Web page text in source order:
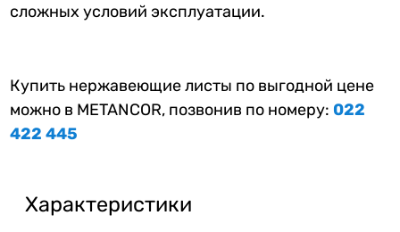
сложных условий эксплуатации.
Купить нержавеющие листы по выгодной цене
можно в METANCOR, позвонив по номеру: 022
422 445
Характеристики